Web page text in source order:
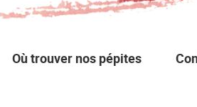
Où trouver nos pépites